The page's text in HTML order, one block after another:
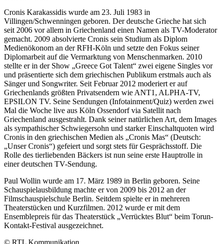
Cronis Karakassidis wurde am 23. Juli 1983 in
Villingen/Schwenningen geboren. Der deutsche Grieche hat sich
seit 2006 vor allem in Griechenland einen Namen als TV-Moderator
gemacht. 2009 absolvierte Cronis sein Studium als Diplom
Medienökonom an der RFH-Köln und setzte den Fokus seiner
Diplomarbeit auf die Vermarktung von Menschenmarken. 2010
stellte er in der Show „Greece Got Talent“ zwei eigene Singles vor
und präsentierte sich dem griechischen Publikum erstmals auch als
Sänger und Songwriter. Seit Februar 2012 moderiert er auf
Griechenlands größten Privatsendern wie ANT1, ALPHA-TV,
EPSILON TV. Seine Sendungen (Infotainment/Quiz) werden zwei
Mal die Woche live aus Köln Ossendorf via Satellit nach
Griechenland ausgestrahlt. Dank seiner natürlichen Art, dem Images
als sympathischer Schwiegersohn und starker Einschaltquoten wird
Cronis in den griechischen Medien als „Cronis Mas“ (Deutsch:
„Unser Cronis“) gefeiert und sorgt stets für Gesprächsstoff. Die
Rolle des tierliebenden Bäckers ist nun seine erste Hauptrolle in
einer deutschen TV-Sendung.
Paul Wollin wurde am 17. März 1989 in Berlin geboren. Seine
Schauspielausbildung machte er von 2009 bis 2012 an der
Filmschauspielschule Berlin. Seitdem spielte er in mehreren
Theaterstücken und Kurzfilmen. 2012 wurde er mit dem
Ensemblepreis für das Theaterstück „Verrücktes Blut“ beim Torun-
Kontakt-Festival ausgezeichnet.
© RTL Kommunikation